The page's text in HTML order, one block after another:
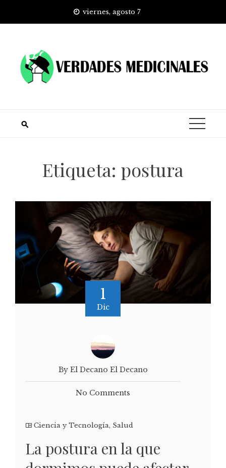
viernes, agosto 7
Etiqueta: postura
1
Dic
By El Decano El Decano
No Comments
Ciencia y Tecnología, Salud
La postura en la que